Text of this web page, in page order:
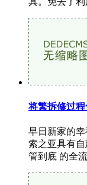
将繁拆修过
早日新家的幸
索之亚具有
管到底 的全